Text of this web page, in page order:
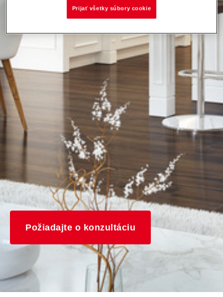
Požiadajte o konzultáciu
Prijať všetky súbory cookie